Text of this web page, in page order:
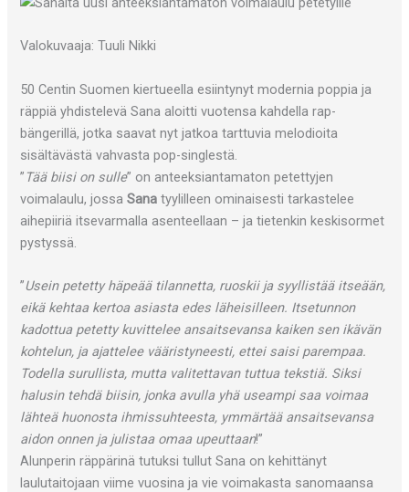
Valokuvaaja: Tuuli Nikki
50 Centin Suomen kiertueella esiintynyt modernia poppia ja
räppiä yhdistelevä Sana aloitti vuotensa kahdella rap-
bängerillä, jotka saavat nyt jatkoa tarttuvia melodioita
sisältävästä vahvasta pop-singlestä.
” Tää biisi on sulle” on anteeksiantamaton petettyjen
voimalaulu, jossaSana tyylilleen ominaisesti tarkastelee
aihepiiriä itsevarmalla asenteellaan – ja tietenkin keskisormet
pystyssä.
”Usein petetty häpeää tilannetta, ruoskii ja syyllistää itseään,
eikä kehtaa kertoa asiasta edes läheisilleen. Itsetunnon
kadottua petetty kuvittelee ansaitsevansa kaiken sen ikävän
kohtelun, ja ajattelee vääristyneesti, ettei saisi parempaa.
Todella surullista, mutta valitettavan tuttua tekstiä. Siksi
halusin tehdä biisin, jonka avulla yhä useampi saa voimaa
lähteä huonosta ihmissuhteesta, ymmärtää ansaitsevansa
aidon onnen ja julistaa omaa upeuttaan!”
Alunperin räppärinä tutuksi tullut Sana on kehittänyt
laulutaitojaan viime vuosina ja vie voimakasta sanomaansa